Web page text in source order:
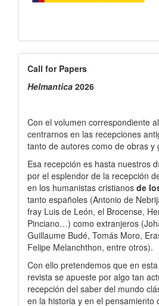
for
Papers
Call for Papers
Helmantica 2026
Con el volumen correspondiente
centrarnos en las recepciones
tanto de autores como de obras y
Esa recepción es hasta nuestros
por el esplendor de la recepción
en los humanistas cristianos de
tanto españoles (Antonio de
fray Luis de León, el Brocense,
Pinciano…) como extranjeros
Guillaume Budé, Tomás Moro,
Felipe Melanchthon, entre otros).
Con ello pretendemos que en
revista se apueste por algo tan
recepción del saber del mundo
en la historia y en el pensamiento